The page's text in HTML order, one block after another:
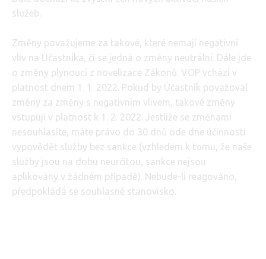
služeb.
Změny považujeme za takové, které nemají negativní
vliv na Účastníka, či se jedná o změny neutrální. Dále jde
o změny plynoucí z novelizace Zákonů. VOP vchází v
platnost dnem 1. 1. 2022. Pokud by Účastník považoval
změny za změny s negativním vlivem, takové změny
vstupují v platnost k 1. 2. 2022. Jestliže se změnami
nesouhlasíte, máte právo do 30 dnů ode dne účinnosti
vypovědět služby bez sankce (vzhledem k tomu, že naše
služby jsou na dobu neurčitou, sankce nejsou
aplikovány v žádném případě). Nebude-li reagováno,
předpokládá se souhlasné stanovisko.